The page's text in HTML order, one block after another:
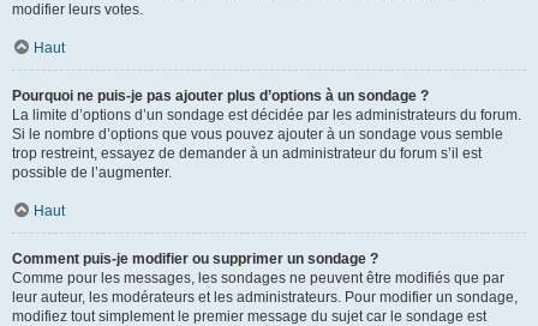
modifier leurs votes.
Haut
Pourquoi ne puis-je pas ajouter plus d’options à un sondage ?
La limite d’options d’un sondage est décidée par les administrateurs du forum.
Si le nombre d’options que vous pouvez ajouter à un sondage vous semble
trop restreint, essayez de demander à un administrateur du forum s’il est
possible de l’augmenter.
Haut
Comment puis-je modifier ou supprimer un sondage ?
Comme pour les messages, les sondages ne peuvent être modifiés que par
leur auteur, les modérateurs et les administrateurs. Pour modifier un sondage,
modifiez tout simplement le premier message du sujet car le sondage est